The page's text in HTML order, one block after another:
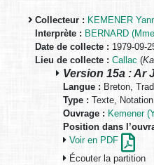
Collecteur : KEMENER
Interprète : BERNARD
Date de collecte : 1979-09-
Lieu de collecte : Callac (
Version 15a : Ar
Langue : Breton,
Type : Texte,
Ouvrage : Kemener
Position dans
Voir en PDF
Écouter la partition